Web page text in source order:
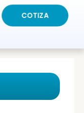
COTIZA